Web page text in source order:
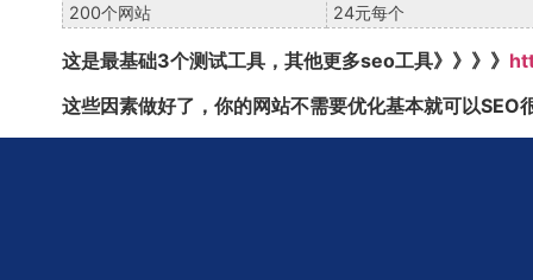
200个网站
24元每个
这是最基础3个测试工具，其他更多seo工具》》》》
这些因素做好了，你的网站不需要优化基本就可以